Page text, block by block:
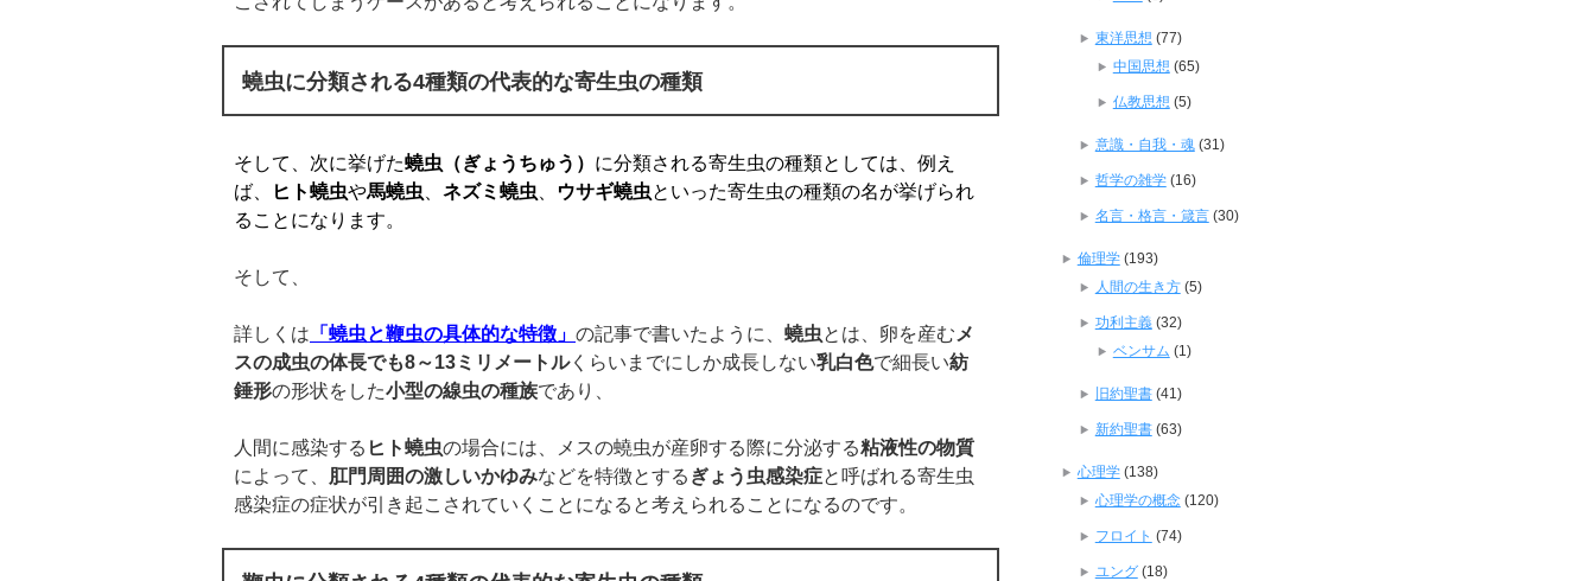
蟯虫に分類される4種類の代表的な寄生虫の種類
そして、次に挙げた蟯虫（ぎょうちゅう） に分類される寄生虫の種類としては、例え
ば、
ヒト蟯虫や馬蟯虫 ネズミ蟯虫 ウサギ蟯虫といった寄生虫の種類の名が挙げられ
ることになります。
そして、
詳しくは 「蟯虫と鞭虫の具体的な特徴」 の記事で書いたように、 蟯虫とは、卵を産む メ
スの成虫の体長でも8～13ミリメートルくらいまでにしか成長しない乳白色で細長い紡
錘形の形状をした小型の線虫の種族であり、
人間に感染する ヒト蟯虫の場合には、メスの蟯虫が産卵する際に分泌する粘液性の物質
によって、
肛門周囲の激しいかゆみなどを特徴とする ぎょう虫感染症と呼ばれる寄生虫
感染症の症状が引き起こされていくことになると考えられることになるのです。
東洋思想 (77)
中国思想 (65)
仏教思想 (5)
意識・自我・魂(31)
哲学の雑学(16)
名言・格言・箴言(30)
倫理学(193)
人間の生き方(5)
功利主義(32)
ベンサム (1)
旧約聖書(41)
新約聖書(63)
心理学(138)
心理学の概念(120)
フロイト (74)
ユング(18)